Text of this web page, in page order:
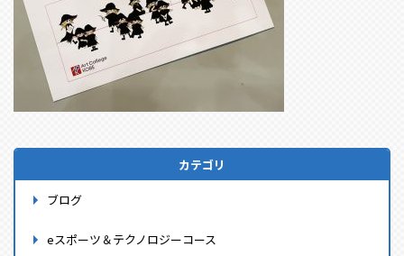
カテゴリ
ブログ
eスポーツ＆テクノロジーコース